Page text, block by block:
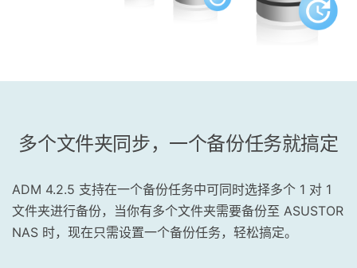
多个文件夹同步，一个备份任务就搞定
ADM 4.2.5 支持在一个备份任务中可同时选择多个 1 对 1
文件夹进行备份，当你有多个文件夹需要备份至 ASUSTOR
NAS 时，现在只需设置一个备份任务，轻松搞定。